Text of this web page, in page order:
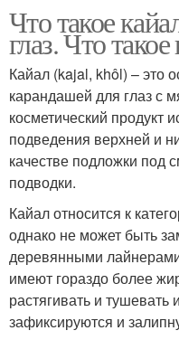
Что такое
глаз. Что
Кайал (kajal, khôl) – это
карандашей для глаз с
косметический продукт
подведения верхней и
качестве подложки под
подводки.
Кайал относится к
однако не может быть
деревянными
имеют гораздо более
растягивать и тушевать
зафиксируются и